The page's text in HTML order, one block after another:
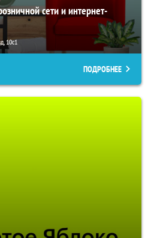
сети и интернет-
10с1
ПОДРОБНЕЕ